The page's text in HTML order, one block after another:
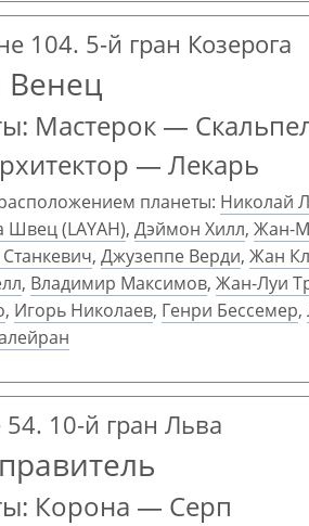
104. 5-й гран Козерога
Мастерок —
— Лекарь
планеты: Николай
Швец (LAYAH), Дэймон Хилл, Жан-
, Джузеппе Верди, Жан
, Владимир Максимов, Жан-Луи
, Игорь Николаев, Генри Бессемер,
10-й гран Льва
Корона — Серп